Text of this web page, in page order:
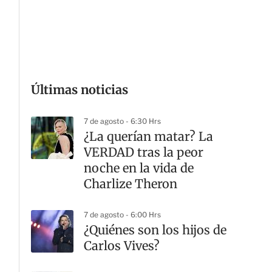
Últimas noticias
7 de agosto - 6:30 Hrs
¿La querían matar? La
VERDAD tras la peor
noche en la vida de
Charlize Theron
7 de agosto - 6:00 Hrs
¿Quiénes son los hijos de
Carlos Vives?